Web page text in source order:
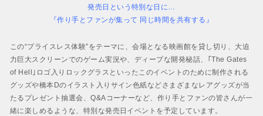
発売日という特別な日に…
『作り手とファンが集って 同じ時間を共有する』
この“プライスレス体験”をテーマに、会場となる映画館を貸し切り、大迫
力巨大スクリーンでのゲーム実況や、ディープな開発秘話、｢The Gates
of Hell｣ロゴ入りロックグラスといったこのイベントのために制作される
グッズや橋本Dのイラスト入りサイン色紙などさまざまなレアグッズが当
たるプレゼント抽選会、Q&Aコーナーなど、作り手とファンの皆さんが一
緒に楽しめるような、特別な発売日イベントを予定しています。